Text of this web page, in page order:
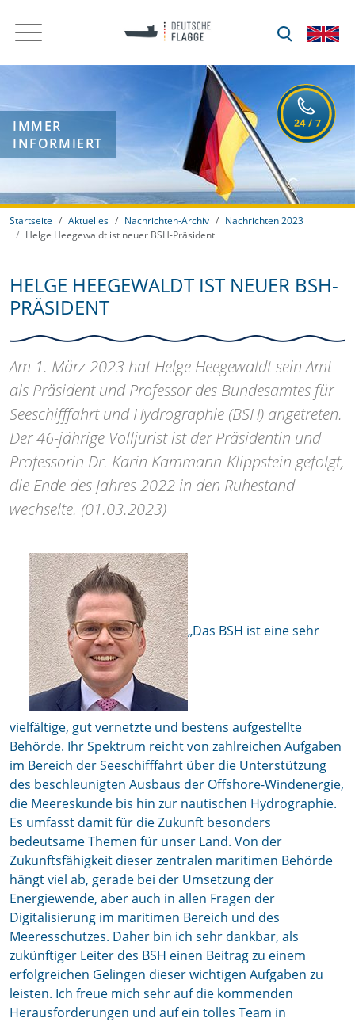
IMMER
INFORMIERT
Startseite Aktuelles Nachrichten-Archiv
Nachrichten 2023
Helge Heegewaldt ist neuer BSH-Präsident
HELGE HEEGEWALDT IST NEUER BSH-
PRÄSIDENT
Am 1. März 2023 hat Helge Heegewaldt sein Amt
als Präsident und Professor des Bundesamtes für
Seeschifffahrt und Hydrographie (BSH) angetreten.
Der 46-jährige Volljurist ist der Präsidentin und
Professorin Dr. Karin Kammann-Klippstein gefolgt,
die Ende des Jahres 2022 in den Ruhestand
wechselte. (01.03.2023)
„Das BSH ist eine sehr
vielfältige, gut vernetzte und bestens aufgestellte
Behörde. Ihr Spektrum reicht von zahlreichen Aufgaben
im Bereich der Seeschifffahrt über die Unterstützung
des beschleunigten Ausbaus der Offshore-Windenergie,
die Meereskunde bis hin zur nautischen Hydrographie.
Es umfasst damit für die Zukunft besonders
bedeutsame Themen für unser Land. Von der
Zukunftsfähigkeit dieser zentralen maritimen Behörde
hängt viel ab, gerade bei der Umsetzung der
Energiewende, aber auch in allen Fragen der
Digitalisierung im maritimen Bereich und des
Meeresschutzes. Daher bin ich sehr dankbar, als
zukünftiger Leiter des BSH einen Beitrag zu einem
erfolgreichen Gelingen dieser wichtigen Aufgaben zu
leisten. Ich freue mich sehr auf die kommenden
Herausforderungen und auf ein tolles Team in